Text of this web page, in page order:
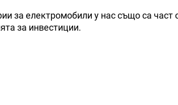
за електромобили у нас също са част
за инвестиции.